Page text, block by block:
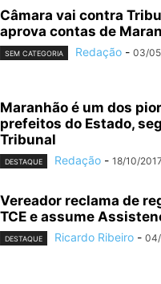
Câmara vai contra
aprova contas de
SEM CATEGORIA Redação - 03/
Maranhão é um dos
prefeitos do Estado,
Tribunal
DESTAQUE Redação - 18/10/2017
Vereador reclama de
TCE e assume
DESTAQUE Ricardo Ribeiro -